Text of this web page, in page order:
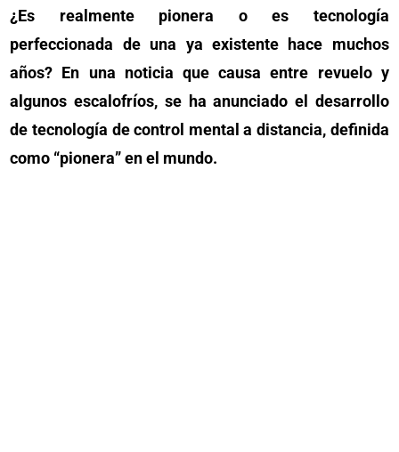
¿Es realmente pionera o es tecnología
perfeccionada de una ya existente hace muchos
años? En una noticia que causa entre revuelo y
algunos escalofríos, se ha anunciado el desarrollo
de tecnología de control mental a distancia, definida
como “pionera” en el mundo.